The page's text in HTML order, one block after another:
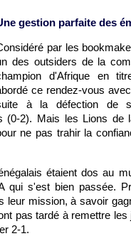
gestion parfaite des
par les
des outsiders de la
d'Afrique en
ce rendez-vous
à la défection de
(0-2). Mais les Lions de
ne pas trahir la
étaient dos au
qui s'est bien passée.
leur mission, à savoir
pas tardé à remettre les
2-1.